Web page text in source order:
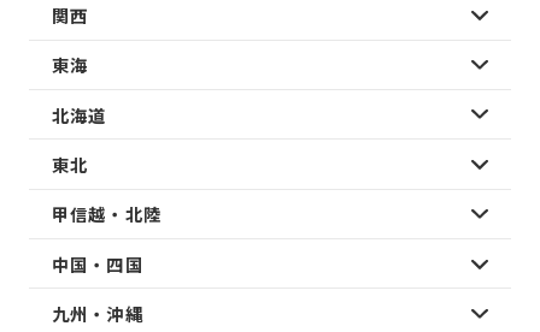
関西
東海
北海道
東北
甲信越・北陸
中国・四国
九州・沖縄